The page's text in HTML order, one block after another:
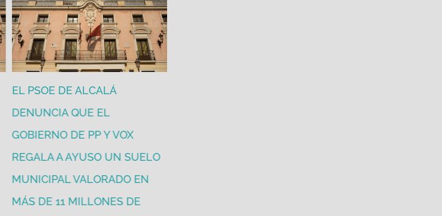
EL PSOE DE ALCALÁ
DENUNCIA QUE EL
GOBIERNO DE PP Y VOX
REGALA A AYUSO UN SUELO
MUNICIPAL VALORADO EN
MÁS DE 11 MILLONES DE